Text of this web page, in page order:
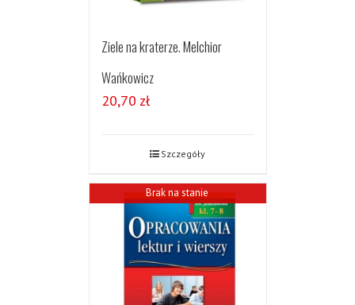
Ziele na kraterze. Melchior
Wańkowicz
20,70 zł
Szczegóły
Brak na stanie